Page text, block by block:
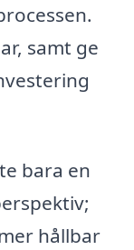
samt ge
bara en
hållbar